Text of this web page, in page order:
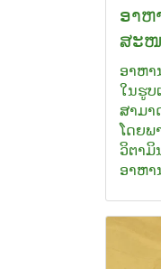
ອາຫ
ສະໜ
ອາຫ
ໃນຮູ
ສາມ
ໂດຍພ
ວິຕາມິ
ອາຫ